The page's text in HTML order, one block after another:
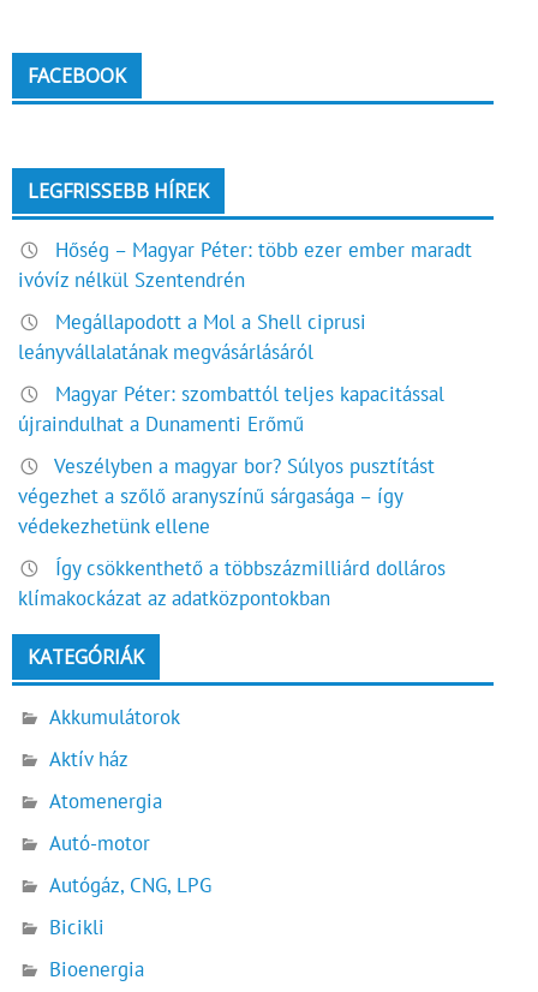
FACEBOOK
LEGFRISSEBB HÍREK
Hőség – Magyar Péter: több ezer ember maradt
ivóvíz nélkül Szentendrén
Megállapodott a Mol a Shell ciprusi
leányvállalatának megvásárlásáról
Magyar Péter: szombattól teljes kapacitással
újraindulhat a Dunamenti Erőmű
Veszélyben a magyar bor? Súlyos pusztítást
végezhet a szőlő aranyszínű sárgasága – így
védekezhetünk ellene
Így csökkenthető a többszázmilliárd dolláros
klímakockázat az adatközpontokban
KATEGÓRIÁK
Akkumulátorok
Aktív ház
Atomenergia
Autó-motor
Autógáz, CNG, LPG
Bicikli
Bioenergia